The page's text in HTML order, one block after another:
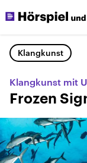
Klangkunst
Klangkunst mit
Frozen